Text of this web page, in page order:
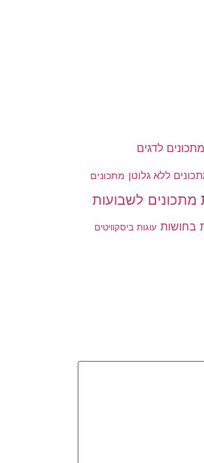
מתכונים לדגים
ללא גלוטן מתכונים
מתכונים לשבועות
בחושות עוגות ביסקוויטים